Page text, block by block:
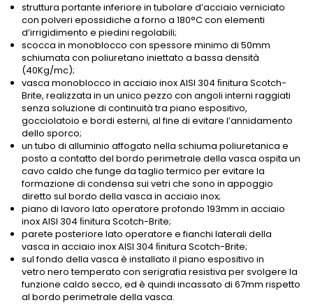
struttura portante inferiore in tubolare d’acciaio verniciato
con polveri epossidiche a forno a 180°C con elementi
d’irrigidimento e piedini regolabili;
scocca in monoblocco con spessore minimo di 50mm
schiumata con poliuretano iniettato a bassa densità
(40Kg/mc);
vasca monoblocco in acciaio inox AISI 304 ﬁnitura Scotch-
Brite, realizzata in un unico pezzo con angoli interni raggiati
senza soluzione di continuità tra piano espositivo,
gocciolatoio e bordi esterni, al fine di evitare l’annidamento
dello sporco;
un tubo di alluminio affogato nella schiuma poliuretanica e
posto a contatto del bordo perimetrale della vasca ospita un
cavo caldo che funge da taglio termico per evitare la
formazione di condensa sui vetri che sono in appoggio
diretto sul bordo della vasca in acciaio inox;
piano di lavoro lato operatore profondo 193mm in acciaio
inox AISI 304 ﬁnitura Scotch-Brite;
parete posteriore lato operatore e fianchi laterali della
vasca in acciaio inox AISI 304 ﬁnitura Scotch-Brite;
sul fondo della vasca è installato il piano espositivo in
vetro nero temperato con serigrafia resistiva per svolgere la
funzione caldo secco, ed è quindi incassato di 67mm rispetto
al bordo perimetrale della vasca.